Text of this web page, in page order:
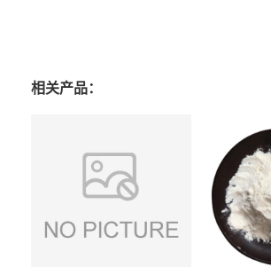
相关产品：